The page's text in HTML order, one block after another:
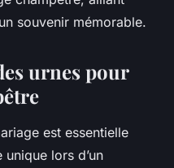
souvenir mémorable.
urnes pour
est essentielle
lors d’un